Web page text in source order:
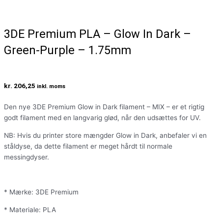
3DE Premium PLA – Glow In Dark –
Green-Purple – 1.75mm
kr. 206,25 inkl. moms
Den nye 3DE Premium Glow in Dark filament – MIX – er et rigtig
godt filament med en langvarig glød, når den udsættes for UV.
NB: Hvis du printer store mængder Glow in Dark, anbefaler vi en
ståldyse, da dette filament er meget hårdt til normale
messingdyser.
* Mærke: 3DE Premium
* Materiale: PLA